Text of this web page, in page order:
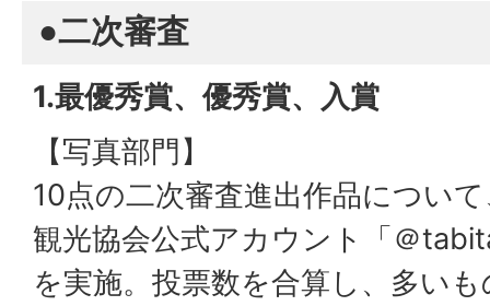
●二次審査
1.最優秀賞、優秀賞、入賞
【写真部門】
10点の二次審査進出作品につい
観光協会公式アカウント「＠
を実施。投票数を合算し、多い